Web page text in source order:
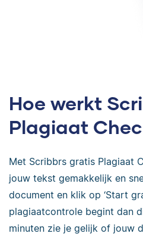
Hoe werkt
Plagiaat
Met Scribbrs gratis Plagiaat
jouw tekst gemakkelijk en
document en klik op ‘Start
plagiaatcontrole begint dan
minuten zie je gelijk of jouw